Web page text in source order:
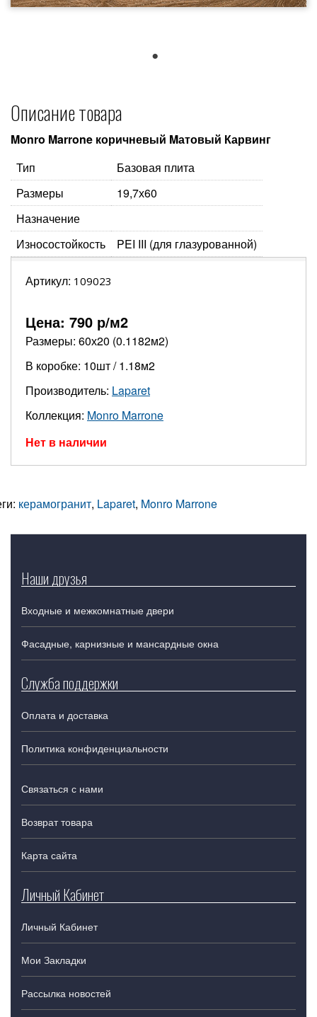
Описание товара
Monro Marrone коричневый Mатовый Карвинг
Тип
Базовая плита
Размеры
19,7х60
Назначение
Износостойкость
PEI III (для глазурованной)
Артикул: 109023
Цена: 790 р/м2
Размеры: 60х20 (0.1182м2)
В коробке: 10шт / 1.18м2
Производитель: Laparet
Коллекция: Monro Marrone
Нет в наличии
керамогранит, Laparet, Monro Marrone
Наши друзья
Входные и межкомнатные двери
Фасадные, карнизные и мансардные окна
Служба поддержки
Оплата и доставка
Политика конфиденциальности
Связаться с нами
Возврат товара
Карта сайта
Личный Кабинет
Личный Кабинет
Мои Закладки
Рассылка новостей